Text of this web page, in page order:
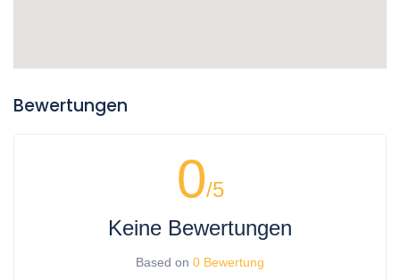
Bewertungen
0/5
Keine Bewertungen
Based on 0 Bewertung